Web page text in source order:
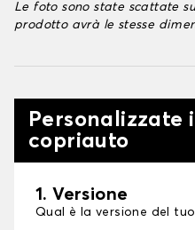
Le foto sono state scattate
prodotto avrà le stesse
Personalizzate
copriauto
1. Versione
Qual è la versione del